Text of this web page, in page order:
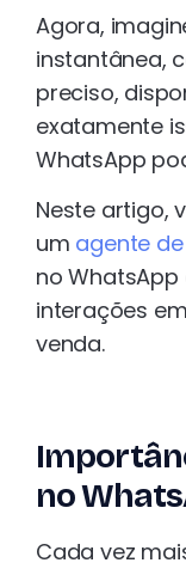
Agora,
instantânea,
preciso,
exatamente
WhatsApp
Neste artigo,
um agente de
no
interações
venda.
no
Cada vez